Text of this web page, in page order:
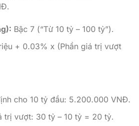
Bậc 7 (“Từ 10 tỷ – 100 tỷ”).
+ 0.03% x (Phần giá trị vượt
cho 10 tỷ đầu: 5.200.000 VNĐ.
trị vượt: 30 tỷ – 10 tỷ = 20 tỷ.